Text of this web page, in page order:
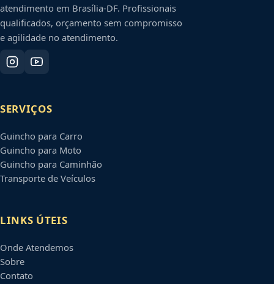
atendimento em Brasília-DF. Profissionais
qualificados, orçamento sem compromisso
e agilidade no atendimento.
SERVIÇOS
Guincho para Carro
Guincho para Moto
Guincho para Caminhão
Transporte de Veículos
LINKS ÚTEIS
Onde Atendemos
Sobre
Contato